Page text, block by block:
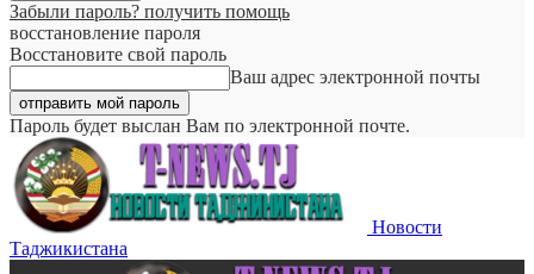
Забыли пароль? получить помощь
восстановление пароля
Восстановите свой пароль
Ваш адрес электронной почты
Пароль будет выслан Вам по электронной почте.
Новости
Таджикистана